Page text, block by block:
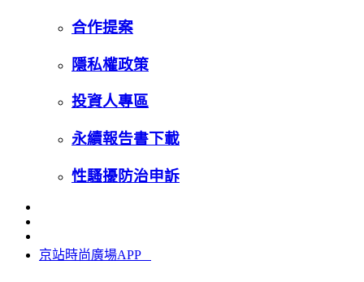
合作提案
隱私權政策
投資人專區
永續報告書下載
性騷擾防治申訴
京站時尚廣場APP